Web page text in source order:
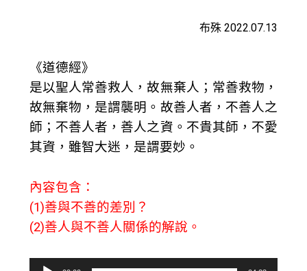
布殊 2022.07.13
《道德經》
是以聖人常善救人，故無棄人；常善救物，
故無棄物，是謂襲明。故善人者，不善人之
師；不善人者，善人之資。不貴其師，不愛
其資，雖智大迷，是謂要妙。
內容包含：
(1)善與不善的差別？
(2)善人與不善人關係的解說。